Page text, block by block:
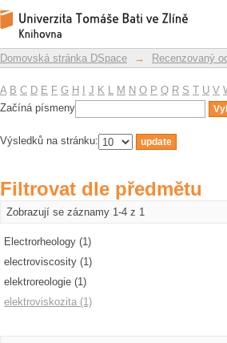
Filtrovat dle předmětu
Repozitář DSpace/Manakin
Domovská stránka DSpace → Recenzovaný
A B C D E F G H J K L M N O P Q R S T U V
Začíná písmeny
Výsledků na stránku:
Filtrovat dle předmětu
Zobrazují se záznamy 1-4 z 1
Electrorheology (1)
electroviscosity (1)
elektroreologie (1)
elektroviskozita (1)